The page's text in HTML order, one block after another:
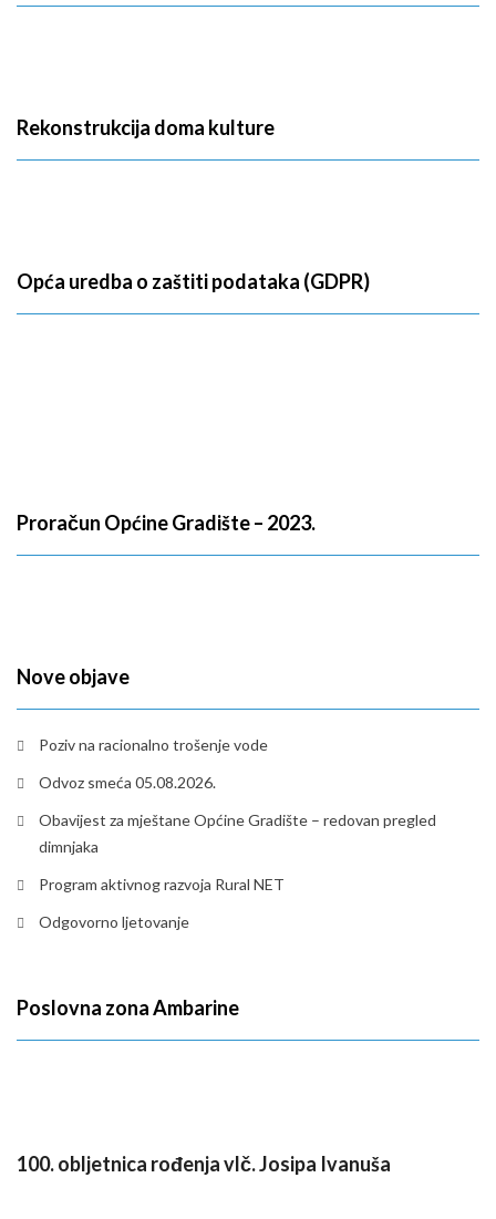
Rekonstrukcija doma kulture
Opća uredba o zaštiti podataka (GDPR)
Proračun Općine Gradište – 2023.
Nove objave
Poziv na racionalno trošenje vode
Odvoz smeća 05.08.2026.
Obavijest za mještane Općine Gradište – redovan pregled
dimnjaka
Program aktivnog razvoja Rural NET
Odgovorno ljetovanje
Poslovna zona Ambarine
100. obljetnica rođenja vlč. Josipa Ivanuša